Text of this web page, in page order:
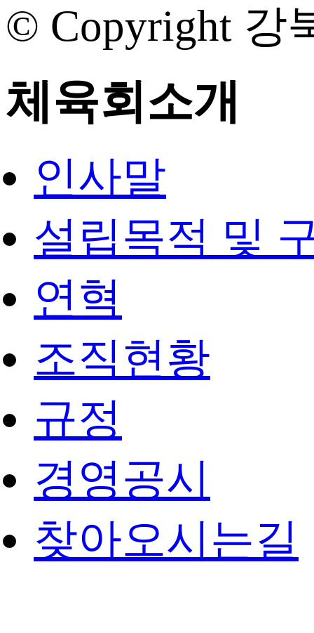
© Copyright 강
체육회소개
인사말
설립목적 및
연혁
조직현황
규정
경영공시
찾아오시는길